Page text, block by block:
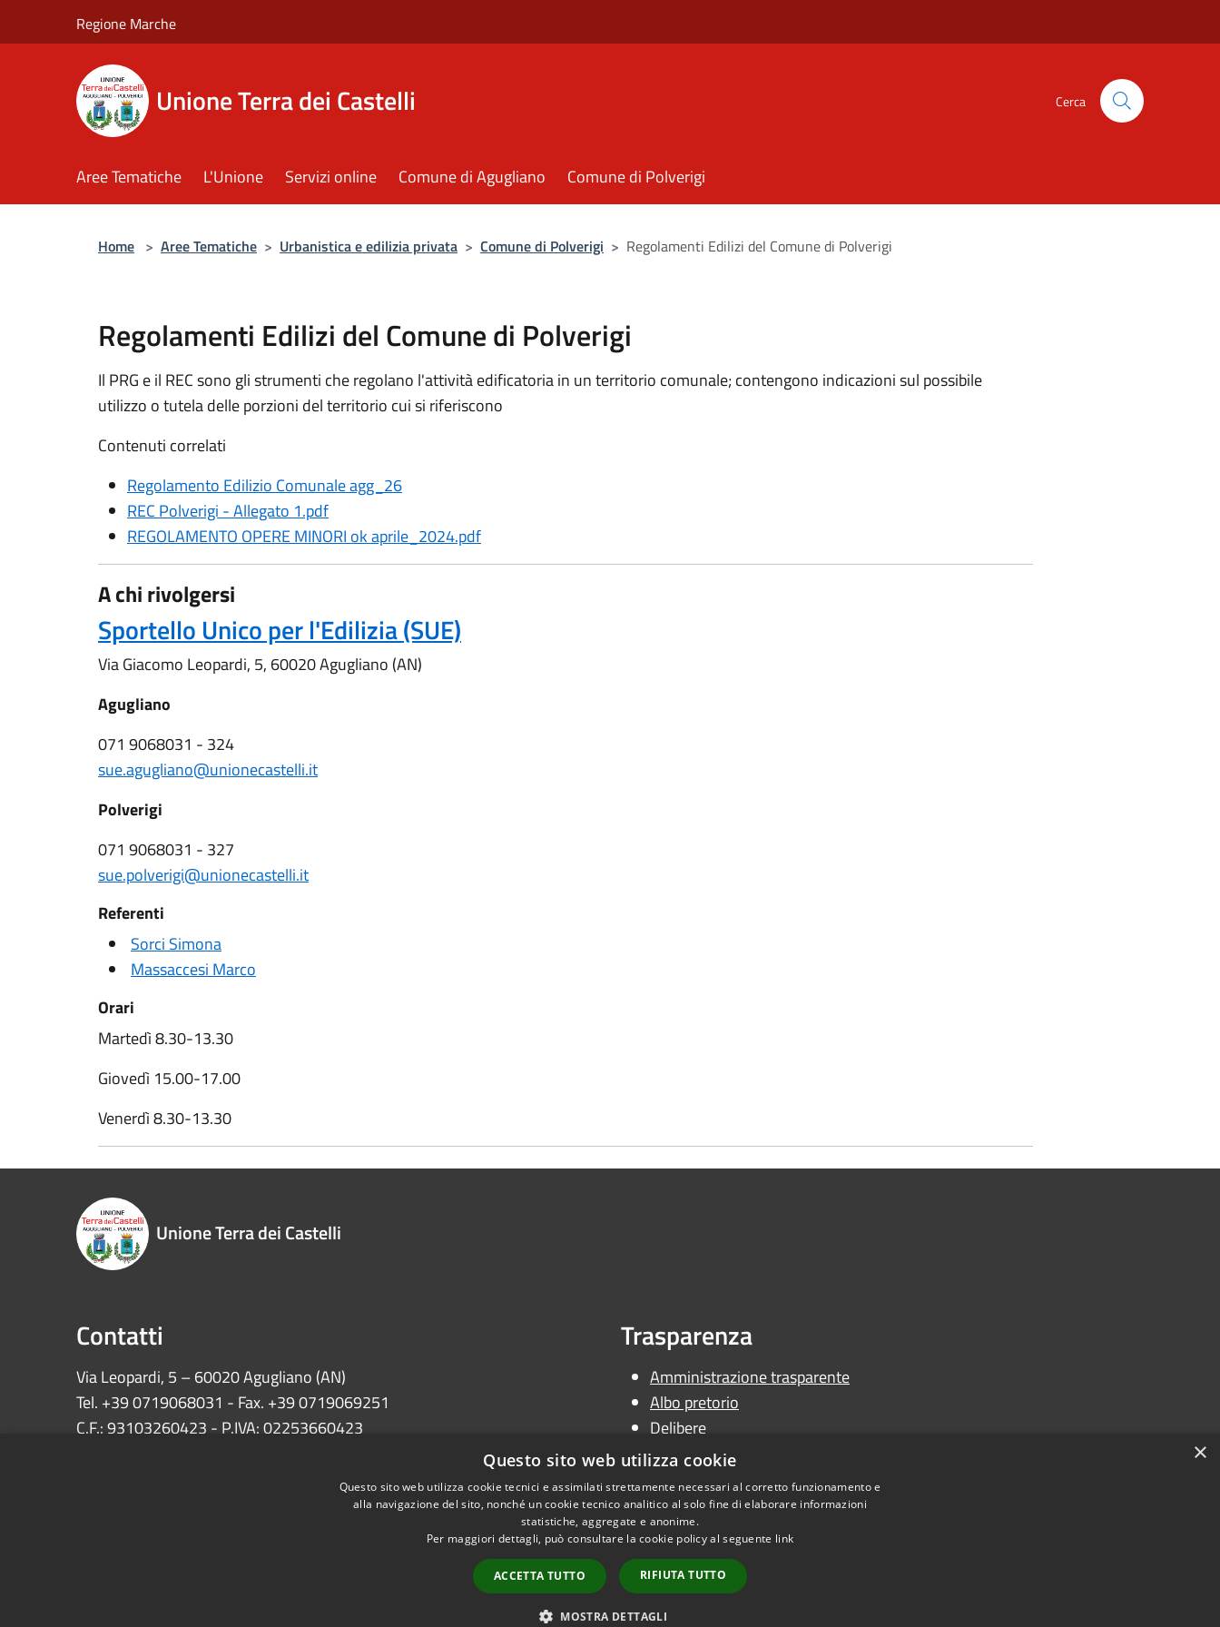
Regione Marche
Unione Terra dei Castelli Cerca
Aree Tematiche L'Unione Servizi online Comune di Agugliano Comune di Polverigi
Home > Aree Tematiche > Urbanistica e edilizia privata > Comune di Polverigi > Regolamenti Edilizi del Comune di Polverigi
Regolamenti Edilizi del Comune di Polverigi
Il PRG e il REC sono gli strumenti che regolano l'attività edificatoria in un territorio comunale; contengono indicazioni sul possibile
utilizzo o tutela delle porzioni del territorio cui si riferiscono
Contenuti correlati
Regolamento Edilizio Comunale agg_26
REC Polverigi - Allegato 1.pdf
REGOLAMENTO OPERE MINORI ok aprile_2024.pdf
A chi rivolgersi
Sportello Unico per l'Edilizia (SUE)
Via Giacomo Leopardi, 5, 60020 Agugliano (AN)
Agugliano
071 9068031 - 324
sue.agugliano@unionecastelli.it
Polverigi
071 9068031 - 327
sue.polverigi@unionecastelli.it
Referenti
Sorci Simona
Massaccesi Marco
Orari
Martedì 8.30-13.30
Giovedì 15.00-17.00
Venerdì 8.30-13.30
Unione Terra dei Castelli
Contatti
Via Leopardi, 5 – 60020 Agugliano (AN)
Tel. +39 0719068031 - Fax. +39 0719069251
C.F.: 93103260423 - P.IVA: 02253660423
comuni.unionecastelli@emarche.it
Trasparenza
Amministrazione trasparente
Albo pretorio
Delibere
Determine
Ordinanze
Copyright © 2026 • Unione Terra dei Castelli • Powered by
×
Questo sito web utilizza cookie
Questo sito web utilizza cookie tecnici e assimilati strettamente necessari al corretto funzionamento e
alla navigazione del sito, nonché un cookie tecnico analitico al solo fine di elaborare informazioni
statistiche, aggregate e anonime.
Per maggiori dettagli, può consultare la cookie policy al seguente link
ACCETTA TUTTO RIFIUTA TUTTO
MOSTRA DETTAGLI